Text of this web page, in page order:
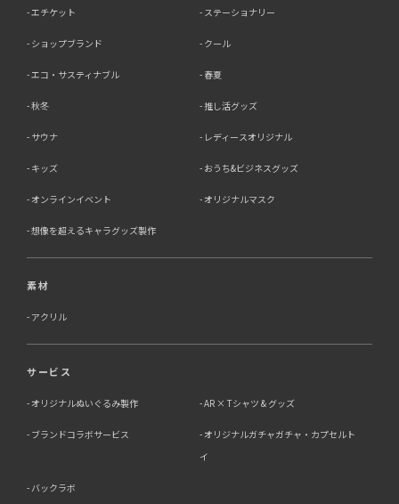
エチケット ステーショナリー
ショップブランド クール
エコ・サスティナブル 春夏
秋冬 推し活グッズ
サウナ レディースオリジナル
キッズ おうち&ビジネスグッズ
オンラインイベント オリジナルマスク
想像を超えるキャラグッズ製作
素材
アクリル
サービス
オリジナルぬいぐるみ製作 AR × Tシャツ & グッズ
ブランドコラボサービス
オリジナルガチャガチャ・カプセルト
イ
バックラボ